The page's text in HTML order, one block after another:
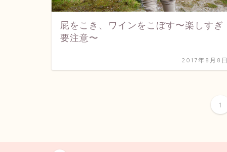
屁をこき、ワインをこぼす〜楽しすぎ
要注意〜
2017年8月8日
1